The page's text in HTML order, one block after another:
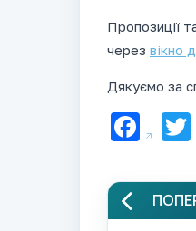
Пропозиції
через вікно
Дякуємо за